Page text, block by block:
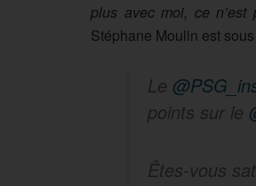
plus avec moi, ce n’est
Stéphane Moulin est sous
Le
points sur le
Êtes-vous